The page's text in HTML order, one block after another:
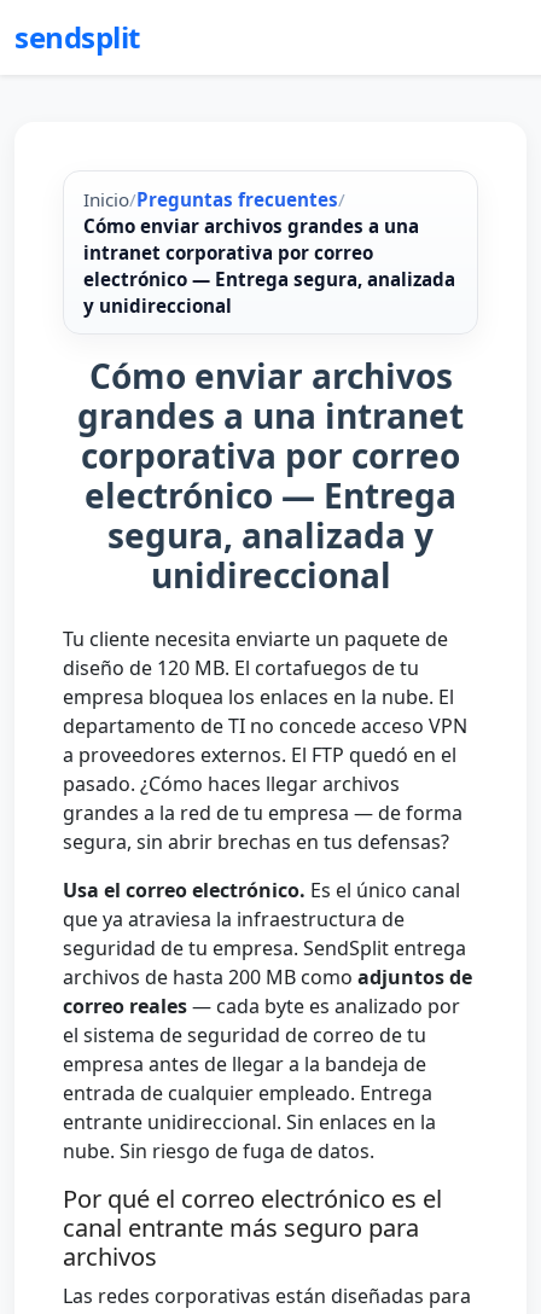
sendsplit
Inicio/Preguntas frecuentes/
Cómo enviar archivos grandes a una
intranet corporativa por correo
electrónico — Entrega segura, analizada
y unidireccional
Cómo enviar archivos
grandes a una intranet
corporativa por correo
electrónico — Entrega
segura, analizada y
unidireccional
Tu cliente necesita enviarte un paquete de
diseño de 120 MB. El cortafuegos de tu
empresa bloquea los enlaces en la nube. El
departamento de TI no concede acceso VPN
a proveedores externos. El FTP quedó en el
pasado. ¿Cómo haces llegar archivos
grandes a la red de tu empresa — de forma
segura, sin abrir brechas en tus defensas?
Usa el correo electrónico. Es el único canal
que ya atraviesa la infraestructura de
seguridad de tu empresa. SendSplit entrega
archivos de hasta 200 MB como adjuntos de
correo reales— cada byte es analizado por
el sistema de seguridad de correo de tu
empresa antes de llegar a la bandeja de
entrada de cualquier empleado. Entrega
entrante unidireccional. Sin enlaces en la
nube. Sin riesgo de fuga de datos.
Por qué el correo electrónico es el
canal entrante más seguro para
archivos
Las redes corporativas están diseñadas para